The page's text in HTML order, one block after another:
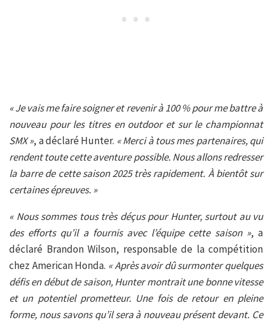
« Je vais me faire soigner et revenir à 100 % pour me battre à
nouveau pour les titres en outdoor et sur le championnat
SMX », a déclaré Hunter. « Merci à tous mes partenaires, qui
rendent toute cette aventure possible. Nous allons redresser
la barre de cette saison 2025 très rapidement. À bientôt sur
certaines épreuves. »
« Nous sommes tous très déçus pour Hunter, surtout au vu
des efforts qu’il a fournis avec l’équipe cette saison », a
déclaré Brandon Wilson, responsable de la compétition
chez American Honda. « Après avoir dû surmonter quelques
défis en début de saison, Hunter montrait une bonne vitesse
et un potentiel prometteur. Une fois de retour en pleine
forme, nous savons qu’il sera à nouveau présent devant. Ce